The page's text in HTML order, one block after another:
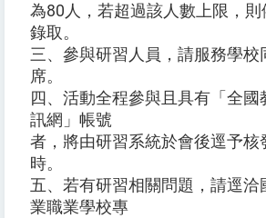
為80人，若超過該人數上限，
錄取。
三、參與研習人員，請服務學校
席。
四、活動全程參與且具有「全國
訊網」帳號
者，將由研習系統於會後逕予核
時。
五、若有研習相關問題，請逕洽
業職業學校專